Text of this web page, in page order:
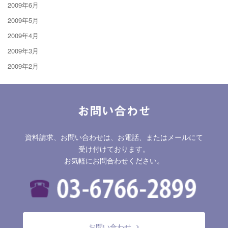
2009年6月
2009年5月
2009年4月
2009年3月
2009年2月
お問い合わせ
資料請求、お問い合わせは、お電話、またはメールにて
受け付けております。
お気軽にお問合わせください。